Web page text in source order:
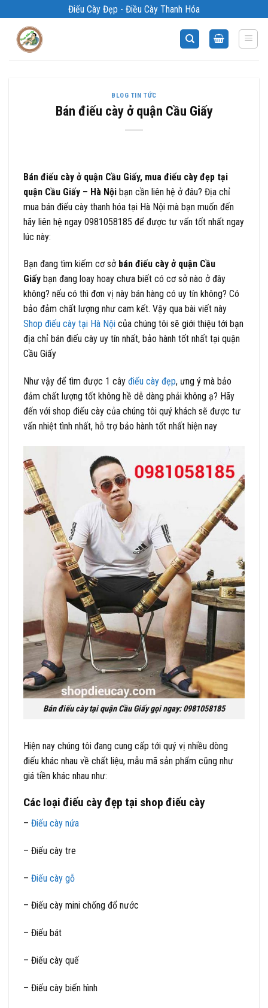
qua
Điếu Cày Đẹp - Điều Cày Thanh Hóa
BLOG TIN TỨC
Bán điếu cày ở quận Cầu Giấy
Bán điếu cày ở quận Cầu Giấy, mua điếu cày đẹp tại
quận Cầu Giấy – Hà Nội bạn cần liên hệ ở đâu? Địa chỉ
mua bán điếu cày thanh hóa tại Hà Nội mà bạn muốn đến
hãy liên hệ ngay 0981058185 để được tư vấn tốt nhất ngay
lúc này:
Bạn đang tìm kiếm cơ sở bán điếu cày ở quận Cầu
Giấy bạn đang loay hoay chưa biết có cơ sở nào ở đây
không? nếu có thì đơn vị này bán hàng có uy tín không? Có
bảo đảm chất lượng như cam kết. Vậy qua bài viết này
Shop điếu cày tại Hà Nội của chúng tôi sẽ giới thiệu tới bạn
địa chỉ bán điếu cày uy tín nhất, bảo hành tốt nhất tại quận
Cầu Giấy
Như vậy để tìm được 1 cây điếu cày đẹp, ưng ý mà bảo
đảm chất lượng tốt không hề dễ dàng phải không ạ? Hãy
đến với shop điếu cày của chúng tôi quý khách sẽ được tư
vấn nhiệt tình nhất, hỗ trợ bảo hành tốt nhất hiện nay
Bán điếu cày tại quận Cầu Giấy gọi ngay: 0981058185
Hiện nay chúng tôi đang cung cấp tới quý vị nhiều dòng
điếu khác nhau về chất liệu, mẫu mã sản phẩm cũng như
giá tiền khác nhau như:
Các loại điếu cày đẹp tại shop điếu cày
– Điếu cày nứa
– Điếu cày tre
– Điếu cày gỗ
– Điếu cày mini chống đổ nước
– Điếu bát
– Điếu cày quế
– Điếu cày biến hình